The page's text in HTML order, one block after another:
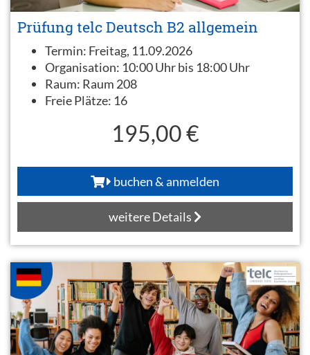
Prüfung telc Deutsch B2 allgemein
Termin: Freitag, 11.09.2026
Organisation: 10:00 Uhr bis 18:00 Uhr
Raum: Raum 208
Freie Plätze: 16
195,00 €
buchen & anmelden
weitere Details